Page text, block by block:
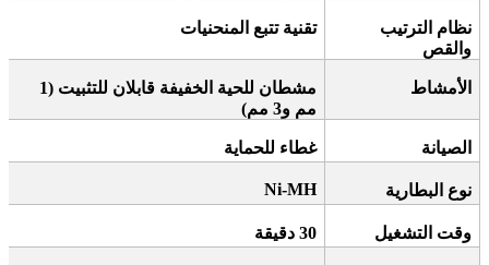
نظام الترتيب
والقص
تقنية تتبع المنحنيات
الأمشاط
مشطان للحية الخفيفة قابلان للتثبيت (1
مم و3 مم)
الصيانة غطاء للحماية
نوع البطارية Ni-MH
وقت التشغيل 30 دقيقة